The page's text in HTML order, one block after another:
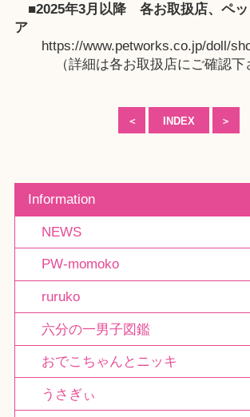
■2025年3月以降 各お取扱店、 ペ
ア
https://www.petworks.co.jp/doll/
（詳細は各お取扱店にご確認下
＜ INDEX ＞
Information
NEWS
PW-momoko
ruruko
六分の一男子図鑑
おでこちゃんとニッキ
うさぎぃ